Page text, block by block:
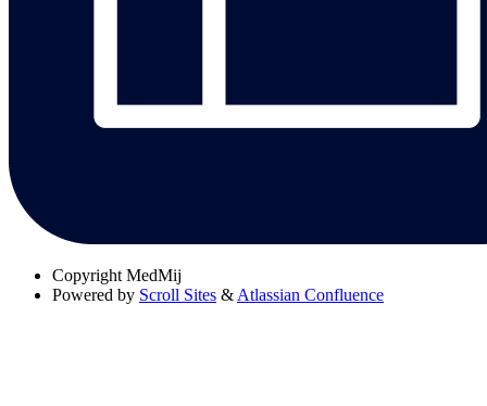
Copyright MedMij
Powered by Scroll Sites & Atlassian Confluence